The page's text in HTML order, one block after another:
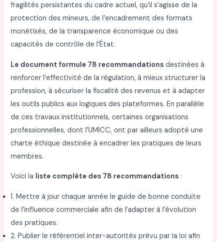
fragilités persistantes du cadre actuel, qu’il s’agisse de la
protection des mineurs, de l’encadrement des formats
monétisés, de la transparence économique ou des
capacités de contrôle de l’État.
Le document formule 78 recommandations destinées à
renforcer l’effectivité de la régulation, à mieux structurer la
profession, à sécuriser la fiscalité des revenus et à adapter
les outils publics aux logiques des plateformes. En parallèle
de ces travaux institutionnels, certaines organisations
professionnelles, dont l’UMICC, ont par ailleurs adopté une
charte éthique destinée à encadrer les pratiques de leurs
membres.
Voici la liste complète des 78 recommandations :
1. Mettre à jour chaque année le guide de bonne conduite
de l’influence commerciale afin de l’adapter à l’évolution
des pratiques.
2. Publier le référentiel inter-autorités prévu par la loi afin